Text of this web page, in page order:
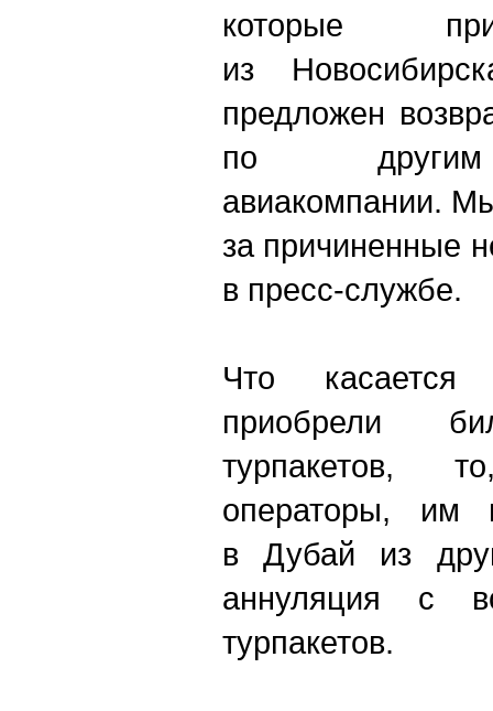
которые
из
предложен
по другим
авиакомпании.
за причиненные
в пресс-службе.
Что касается
приобрели
турпакетов,
операторы, им
в Дубай из
аннуляция с
турпакетов.